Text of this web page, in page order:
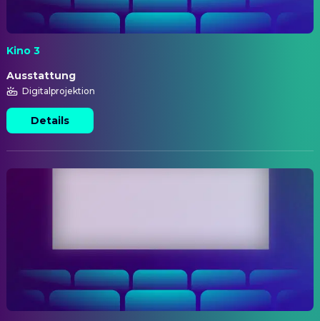
Kino 3
Ausstattung
Digitalprojektion
Details